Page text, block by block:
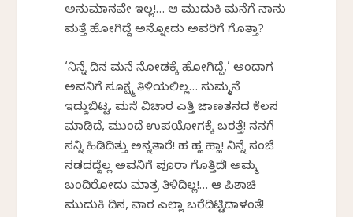
ಅನುಮಾನವೇ ಇಲ್ಲ!… ಆ ಮುದುಕಿ ಮನೆಗೆ ನಾನು
ಮತ್ತೆ ಹೋಗಿದ್ದೆ ಅನ್ನೋದು ಅವರಿಗೆ ಗೊತ್ತಾ?
‘ನಿನ್ನೆ ದಿನ ಮನೆ ನೋಡಕ್ಕೆ ಹೋಗಿದ್ದೆ,’ ಅಂದಾಗ
ಅವನಿಗೆ ಸೂಕ್ಷ್ಮ ತಿಳಿಯಲಿಲ್ಲ… ಸುಮ್ಮನೆ
ಇದ್ದುಬಿಟ್ಟ. ಮನೆ ವಿಚಾರ ಎತ್ತಿ ಜಾಣತನದ ಕೆಲಸ
ಮಾಡಿದೆ, ಮುಂದೆ ಉಪಯೋಗಕ್ಕೆ ಬರತ್ತೆ! ನನಗೆ
ಸನ್ನಿ ಹಿಡಿದಿತ್ತು ಅನ್ನತಾರೆ! ಹ ಹ್ಹ ಹ್ಹಾ! ನಿನ್ನೆ ಸಂಜೆ
ನಡದದ್ದೆಲ್ಲ ಅವನಿಗೆ ಪೂರಾ ಗೊತ್ತಿದೆ! ಅಮ್ಮ
ಬಂದಿರೋದು ಮಾತ್ರ ತಿಳಿದಿಲ್ಲ!… ಆ ಪಿಶಾಚಿ
ಮುದುಕಿ ದಿನ, ವಾರ ಎಲ್ಲಾ ಬರೆದಿಟ್ಟಿದಾಳಂತೆ!